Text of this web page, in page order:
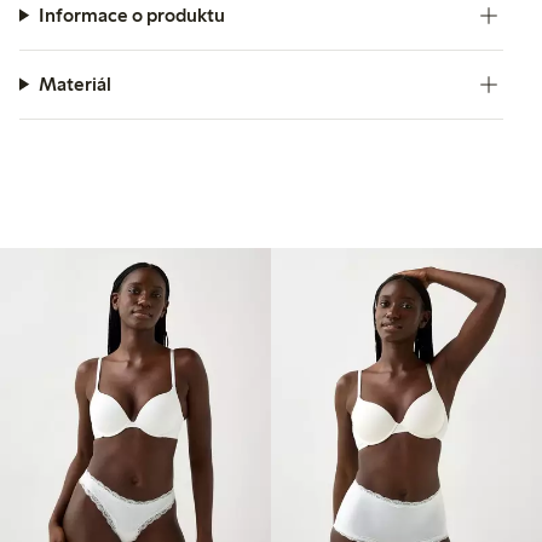
Informace o produktu
Materiál